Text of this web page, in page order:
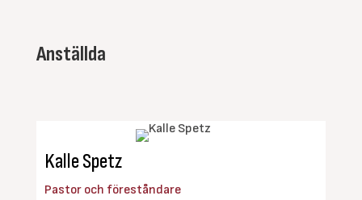
Anställda
Kalle Spetz
Pastor och föreståndare